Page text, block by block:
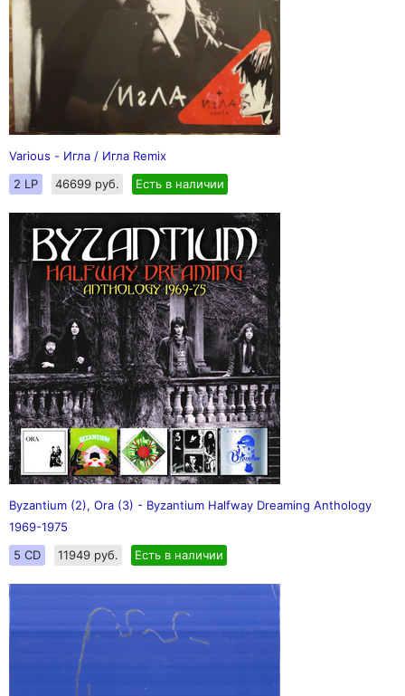
Various - Игла / Игла Remix
2 LP
46699 руб. Есть в наличии
Byzantium (2), Ora (3) - Byzantium Halfway Dreaming Anthology
1969-1975
5 CD
11949 руб. Есть в наличии